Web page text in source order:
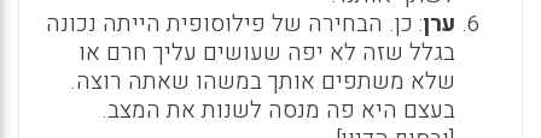
ערן: כן. הבחירה של פילוסופית הייתה נכונה
בגלל שזה לא יפה שעושים עליך חרם או
שלא משתפים אותך במשהו שאתה רוצה.
בעצם היא פה מנסה לשנות את המצב.